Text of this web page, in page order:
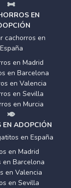
EN
cachorros en
España
en Madrid
en Barcelona
en Valencia
en Sevilla
en Murcia
EN ADOPCIÓN
en España
en Madrid
en Barcelona
en Valencia
en Sevilla